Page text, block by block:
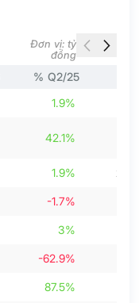
Đơn vị: tỷ
đồng
% Q2/25
1.9%
42.1%
1.9%
-1.7%
3%
-62.9%
87.5%